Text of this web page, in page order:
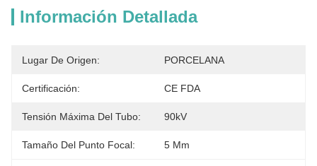
Información Detallada
Lugar De Origen: PORCELANA
Certificación: CE FDA
Tensión Máxima Del Tubo: 90kV
Tamaño Del Punto Focal: 5 Μm